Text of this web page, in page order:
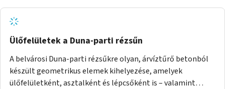
Ülőfelületek a Duna-parti rézsűn
A belvárosi Duna-parti rézsűkre olyan, árvíztűrő betonból
készült geometrikus elemek kihelyezése, amelyek
ülőfelületként, asztalként és lépcsőként is – valamint